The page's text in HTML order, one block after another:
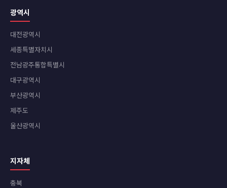
광역시
대전광역시
세종특별자치시
전남광주통합특별시
대구광역시
부산광역시
제주도
울산광역시
지자체
충북